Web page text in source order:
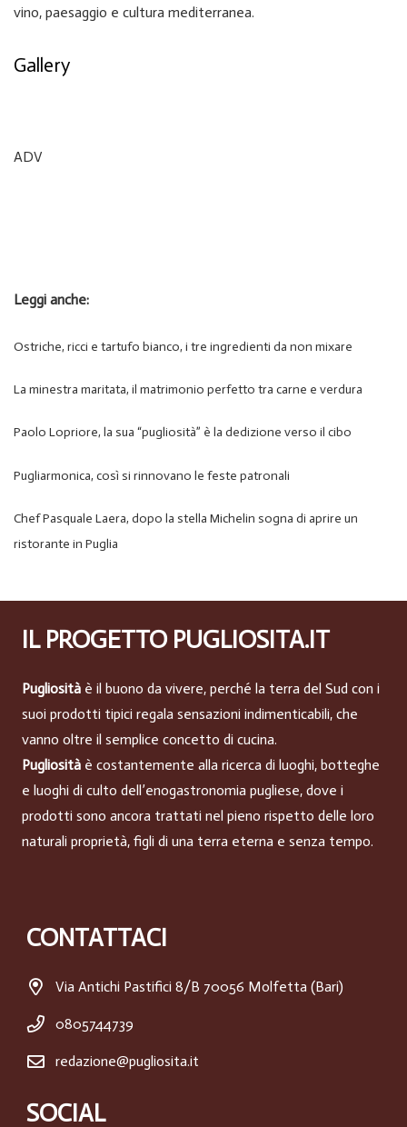
vino, paesaggio e cultura mediterranea.
Gallery
ADV
Leggi anche:
Ostriche, ricci e tartufo bianco, i tre ingredienti da non mixare
La minestra maritata, il matrimonio perfetto tra carne e verdura
Paolo Lopriore, la sua “pugliosità” è la dedizione verso il cibo
Pugliarmonica, così si rinnovano le feste patronali
Chef Pasquale Laera, dopo la stella Michelin sogna di aprire un
ristorante in Puglia
IL PROGETTO PUGLIOSITA.IT
Pugliosità è il buono da vivere, perché la terra del Sud con i
suoi prodotti tipici regala sensazioni indimenticabili, che
vanno oltre il semplice concetto di cucina.
Pugliosità è costantemente alla ricerca di luoghi, botteghe
e luoghi di culto dell’enogastronomia pugliese, dove i
prodotti sono ancora trattati nel pieno rispetto delle loro
naturali proprietà, figli di una terra eterna e senza tempo.
CONTATTACI
Via Antichi Pastifici 8/B 70056 Molfetta (Bari)
0805744739
redazione@pugliosita.it
SOCIAL